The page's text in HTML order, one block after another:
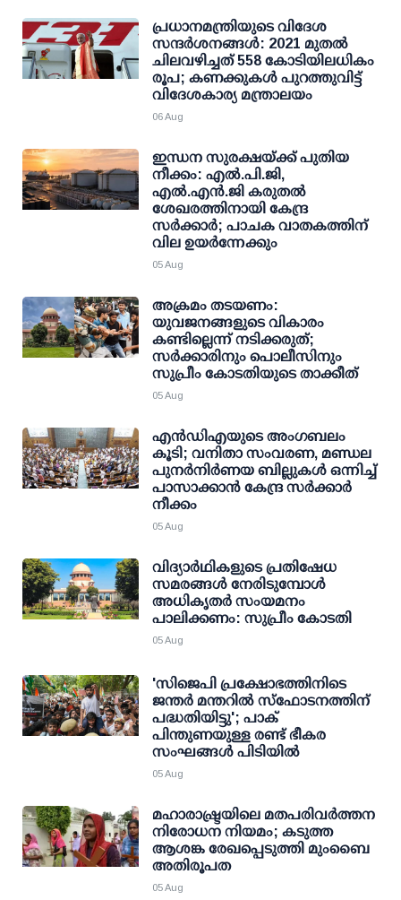
പ്രധാനമന്ത്രിയുടെ വിദേശ
സന്ദർശനങ്ങൾ: 2021 മുതൽ
ചിലവഴിച്ചത് 558 കോടിയിലധികം
രൂപ; കണക്കുകൾ പുറത്തുവിട്ട്
വിദേശകാര്യ മന്ത്രാലയം
06 Aug
ഇന്ധന സുരക്ഷയ്ക്ക് പുതിയ
നീക്കം: എല്‍.പി.ജി,
എല്‍.എന്‍.ജി കരുതല്‍
ശേഖരത്തിനായി കേന്ദ്ര
സര്‍ക്കാര്‍; പാചക വാതകത്തിന്
വില ഉയര്‍ന്നേക്കും
05 Aug
അക്രമം തടയണം:
യുവജനങ്ങളുടെ വികാരം
കണ്ടില്ലെന്ന് നടിക്കരുത്;
സര്‍ക്കാരിനും പൊലീസിനും
സുപ്രീം കോടതിയുടെ താക്കീത്
05 Aug
എന്‍ഡിഎയുടെ അംഗബലം
കൂടി; വനിതാ സംവരണ, മണ്ഡല
പുനര്‍നിര്‍ണയ ബില്ലുകള്‍ ഒന്നിച്ച്
പാസാക്കാന്‍ കേന്ദ്ര സര്‍ക്കാര്‍
നീക്കം
05 Aug
വിദ്യാര്‍ഥികളുടെ പ്രതിഷേധ
സമരങ്ങള്‍ നേരിടുമ്പോള്‍
അധികൃതര്‍ സംയമനം
പാലിക്കണം: സുപ്രീം കോടതി
05 Aug
'സിജെപി പ്രക്ഷോഭത്തിനിടെ
ജന്തര്‍ മന്തറില്‍ സ്ഫോടനത്തിന്
പദ്ധതിയിട്ടു'; പാക്
പിന്തുണയുള്ള രണ്ട് ഭീകര
സംഘങ്ങള്‍ പിടിയില്‍
05 Aug
മഹാരാഷ്ട്രയിലെ മതപരിവർത്തന
നിരോധന നിയമം; കടുത്ത
ആശങ്ക രേഖപ്പെടുത്തി മുംബൈ
അതിരൂപത
05 Aug